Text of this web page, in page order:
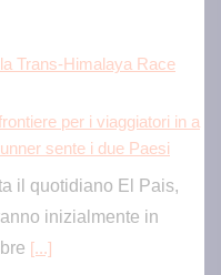
del sangue” con Hugh Jac
torna sul grande
nuovo.